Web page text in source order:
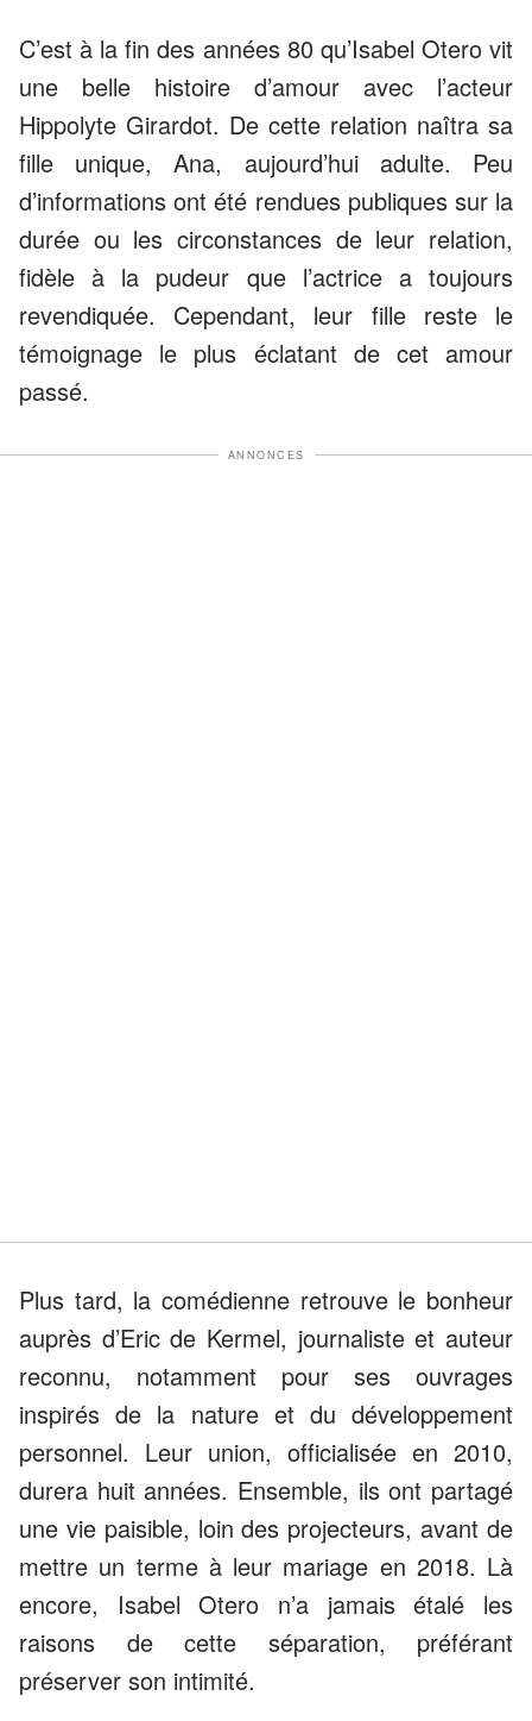
C’est à la fin des années 80 qu’Isabel Otero vit
une belle histoire d’amour avec l’acteur
Hippolyte Girardot. De cette relation naîtra sa
fille unique, Ana, aujourd’hui adulte. Peu
d’informations ont été rendues publiques sur la
durée ou les circonstances de leur relation,
fidèle à la pudeur que l’actrice a toujours
revendiquée. Cependant, leur fille reste le
témoignage le plus éclatant de cet amour
passé.
ANNONCES
Plus tard, la comédienne retrouve le bonheur
auprès d’Eric de Kermel, journaliste et auteur
reconnu, notamment pour ses ouvrages
inspirés de la nature et du développement
personnel. Leur union, officialisée en 2010,
durera huit années. Ensemble, ils ont partagé
une vie paisible, loin des projecteurs, avant de
mettre un terme à leur mariage en 2018. Là
encore, Isabel Otero n’a jamais étalé les
raisons de cette séparation, préférant
préserver son intimité.